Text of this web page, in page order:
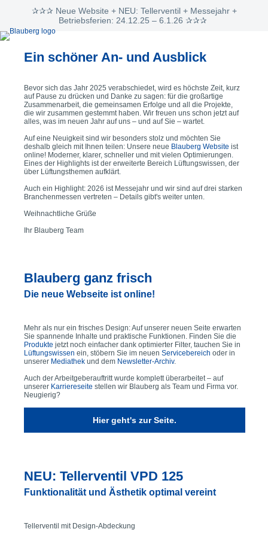
✰✰✰ Neue Website + NEU: Tellerventil + Messejahr +
Betriebsferien: 24.12.25 – 6.1.26 ✰✰✰
Ein schöner An- und Ausblick
Bevor sich das Jahr 2025 verabschiedet, wird es höchste Zeit, kurz
auf Pause zu drücken und Danke zu sagen: für die großartige
Zusammenarbeit, die gemeinsamen Erfolge und all die Projekte,
die wir zusammen gestemmt haben. Wir freuen uns schon jetzt auf
alles, was im neuen Jahr auf uns – und auf Sie – wartet.
Auf eine Neuigkeit sind wir besonders stolz und möchten Sie
deshalb gleich mit Ihnen teilen: Unsere neue Blauberg Website ist
online! Moderner, klarer, schneller und mit vielen Optimierungen.
Eines der Highlights ist der erweiterte Bereich Lüftungswissen, der
über Lüftungsthemen aufklärt.
Auch ein Highlight: 2026 ist Messejahr und wir sind auf drei starken
Branchenmessen vertreten – Details gibt's weiter unten.
Weihnachtliche Grüße
Ihr Blauberg Team
Blauberg ganz frisch
Die neue Webseite ist online!
Mehr als nur ein frisches Design: Auf unserer neuen Seite erwarten
Sie spannende Inhalte und praktische Funktionen. Finden Sie die
Produkte jetzt noch einfacher dank optimierter Filter, tauchen Sie in
Lüftungswissen ein, stöbern Sie im neuen Servicebereich oder in
unserer Mediathek und dem Newsletter-Archiv.
Auch der Arbeitgeberauftritt wurde komplett überarbeitet – auf
unserer Karriereseite stellen wir Blauberg als Team und Firma vor.
Neugierig?
Hier geht's zur Seite.
NEU: Tellerventil VPD 125
Funktionalität und Ästhetik optimal vereint
Tellerventil mit Design-Abdeckung